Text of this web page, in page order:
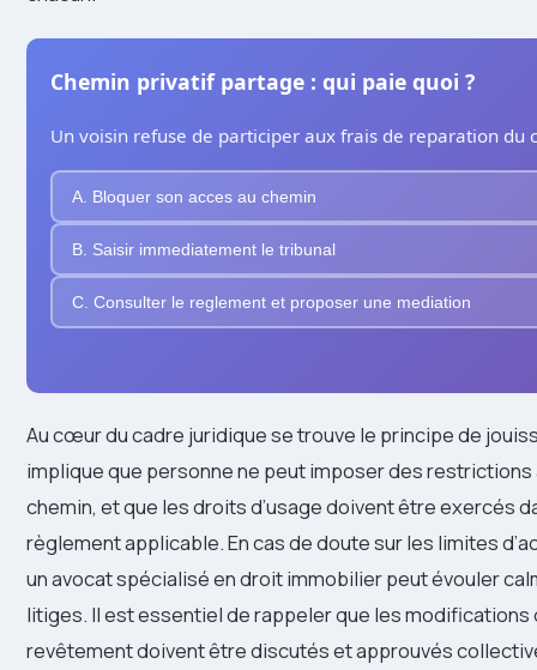
Chemin privatif partage : qui paie quoi ?
Un voisin refuse de participer aux frais de reparation du
A. Bloquer son acces au chemin
B. Saisir immediatement le tribunal
C. Consulter le reglement et proposer une mediation
Au cœur du cadre juridique se trouve le principe de
implique que personne ne peut imposer des restrictions
chemin, et que les droits d’usage doivent être exercés
règlement applicable. En cas de doute sur les limites
un avocat spécialisé en droit immobilier peut évouler
litiges. Il est essentiel de rappeler que les
revêtement doivent être discutés et approuvés